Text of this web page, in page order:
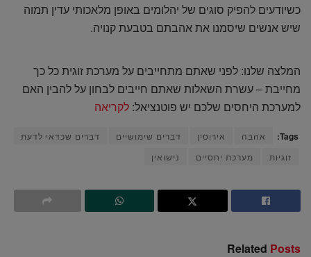
כשיודעים להפיק סוגים של יהלומים באופן מלאכותי עדין תמוה
שיש אנשים שיסמנו את אהבתם בטבעת קנויה.
המלצה שלנו: לפני שאתם מתחייבים על מערכת זוגית כל כך
מחייבת – עשרת השאלות שאתם חייבים לבחון על להבין האם
למערכת היחסים שלכם יש פוטנציאל: לקריאה
Tags: אהבה אירוסין דברים שימושיים
דברים שכדאי לדעת
זוגיות
מערכת יחסיים נישואין
Related Posts